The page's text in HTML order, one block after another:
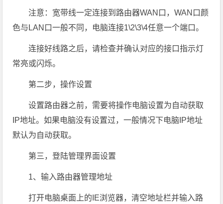
注意：宽带线一定连接到路由器WAN口，WAN口颜
色与LAN口一般不同，电脑连接1\2\3\4任意一个端口。
连接好线路之后，请检查并确认对应的接口指示灯
常亮或闪烁。
第二步，操作设置
设置路由器之前，需要将操作电脑设置为自动获取
IP地址。如果电脑没有设置过，一般情况下电脑IP地址
默认为自动获取。
第三，登陆管理界面设置
1、输入路由器管理地址
打开电脑桌面上的IE浏览器，清空地址栏并输入路